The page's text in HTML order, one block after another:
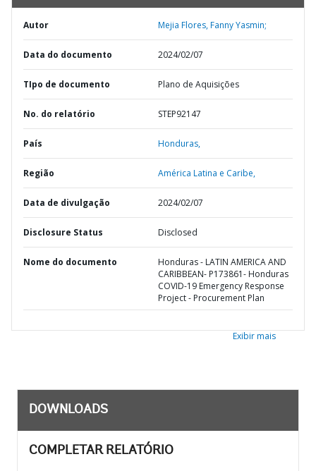
Autor Mejia Flores, Fanny Yasmin;
Data do documento 2024/02/07
TIpo de documento Plano de Aquisições
No. do relatório STEP92147
País Honduras,
Região América Latina e Caribe,
Data de divulgação 2024/02/07
Disclosure Status Disclosed
Nome do documento
Honduras - LATIN AMERICA AND
CARIBBEAN- P173861- Honduras
COVID-19 Emergency Response
Project - Procurement Plan
Exibir mais
DOWNLOADS
COMPLETAR RELATÓRIO